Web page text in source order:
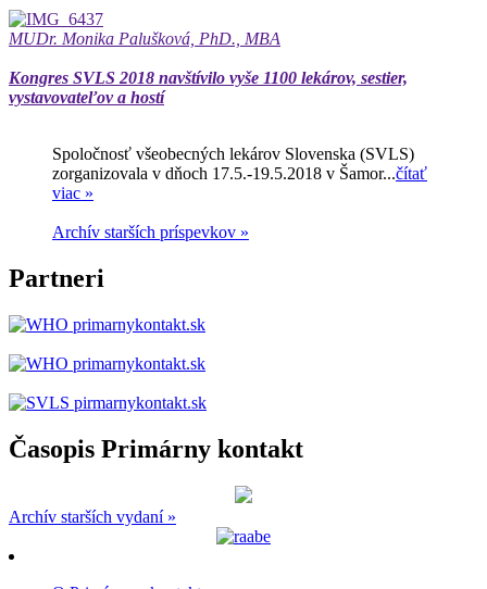
MUDr. Monika Palušková, PhD., MBA
Kongres SVLS 2018 navštívilo vyše 1100 lekárov, sestier,
vystavovateľov a hostí
Spoločnosť všeobecných lekárov Slovenska (SVLS)
zorganizovala v dňoch 17.5.-19.5.2018 v Šamor...čítať
viac »
Archív starších príspevkov »
Partneri
Časopis Primárny kontakt
Archív starších vydaní »